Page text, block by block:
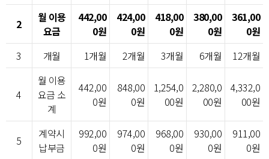
2
월 이용
요금
442,00
0원
424,00
0원
418,00
0원
380,00
0원
361,00
0원
3
개월 1개월 2개월 3개월 6개월 12개월
4
월 이용
요금 소
계
442,00
0원
848,00
0원
1,254,0
00원
2,280,0
00원
4,332,0
00원
5
계약시
납부금
992,00
0원
974,00
0원
968,00
0원
930,00
0원
911,00
0원